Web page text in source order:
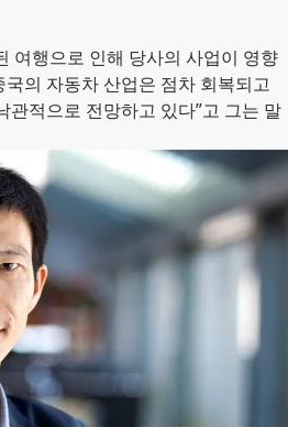
여행으로 인해 당사의 사업이 영향
의 자동차 산업은 점차 회복되고
관적으로 전망하고 있다”고 그는 말